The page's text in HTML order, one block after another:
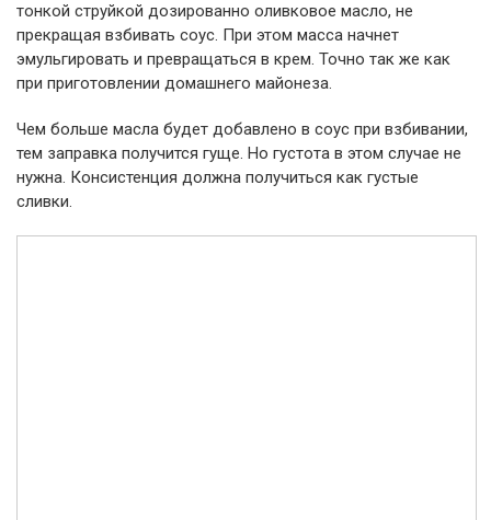
тонкой струйкой дозированно оливковое масло, не
прекращая взбивать соус. При этом масса начнет
эмульгировать и превращаться в крем. Точно так же как
при приготовлении домашнего майонеза.
Чем больше масла будет добавлено в соус при взбивании,
тем заправка получится гуще. Но густота в этом случае не
нужна. Консистенция должна получиться как густые
сливки.